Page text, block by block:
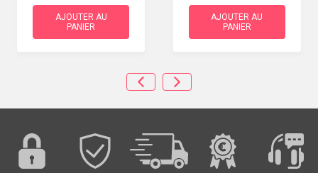
AJOUTER AU
PANIER
AJOUTER AU
PANIER